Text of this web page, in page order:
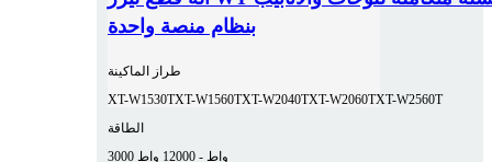
بنظام منصة واحدة
طراز الماكينة
XT-W1530TXT-W1560TXT-W2040TXT-W2060TXT-W2560T
الطاقة
3000 واط - 12000 واط